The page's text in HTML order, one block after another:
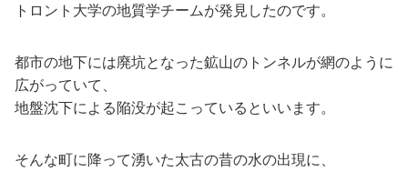
トロント大学の地質学チームが発見したのです。
都市の地下には廃坑となった鉱山のトンネルが網のように
広がっていて、
地盤沈下による陥没が起こっているといいます。
そんな町に降って湧いた太古の昔の水の出現に、